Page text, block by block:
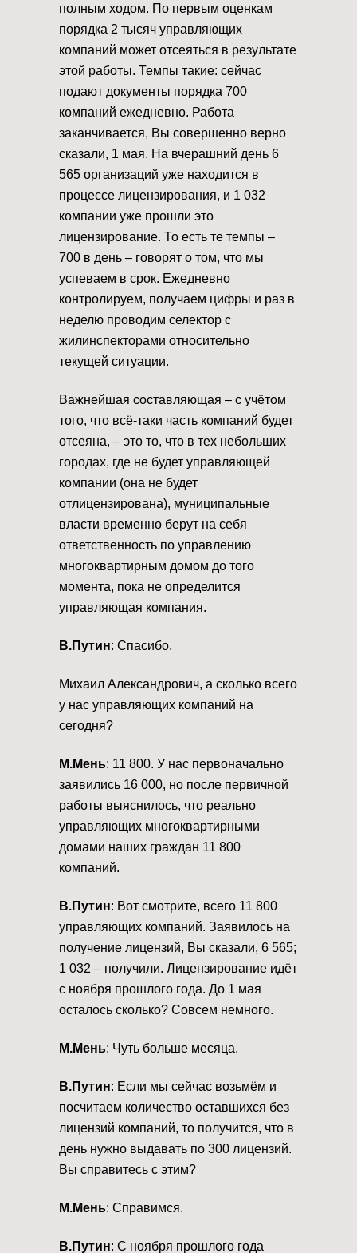
полным ходом. По первым оценкам
порядка 2 тысяч управляющих
компаний может отсеяться в результате
этой работы. Темпы такие: сейчас
подают документы порядка 700
компаний ежедневно. Работа
заканчивается, Вы совершенно верно
сказали, 1 мая. На вчерашний день 6
565 организаций уже находится в
процессе лицензирования, и 1 032
компании уже прошли это
лицензирование. То есть те темпы –
700 в день – говорят о том, что мы
успеваем в срок. Ежедневно
контролируем, получаем цифры и раз в
неделю проводим селектор с
жилинспекторами относительно
текущей ситуации.
Важнейшая составляющая – с учётом
того, что всё-таки часть компаний будет
отсеяна, – это то, что в тех небольших
городах, где не будет управляющей
компании (она не будет
отлицензирована), муниципальные
власти временно берут на себя
ответственность по управлению
многоквартирным домом до того
момента, пока не определится
управляющая компания.
В.Путин: Спасибо.
Михаил Александрович, а сколько всего
у нас управляющих компаний на
сегодня?
М.Мень: 11 800. У нас первоначально
заявились 16 000, но после первичной
работы выяснилось, что реально
управляющих многоквартирными
домами наших граждан 11 800
компаний.
В.Путин: Вот смотрите, всего 11 800
управляющих компаний. Заявилось на
получение лицензий, Вы сказали, 6 565;
1 032 – получили. Лицензирование идёт
с ноября прошлого года. До 1 мая
осталось сколько? Совсем немного.
М.Мень: Чуть больше месяца.
В.Путин: Если мы сейчас возьмём и
посчитаем количество оставшихся без
лицензий компаний, то получится, что в
день нужно выдавать по 300 лицензий.
Вы справитесь с этим?
М.Мень: Справимся.
В.Путин: С ноября прошлого года